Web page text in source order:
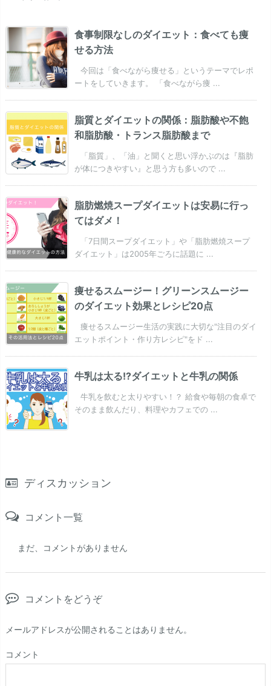
食事制限なしのダイエット：食べても痩
せる方法
今回は「食べながら痩せる」というテーマでレポ
ートをしていきます。 「食べながら痩 ...
脂質とダイエットの関係：脂肪酸や不飽
和脂肪酸・トランス脂肪酸まで
「脂質」、「油」と聞くと思い浮かぶのは『脂肪
が体につきやすい』と思う方も多いので ...
脂肪燃焼スープダイエットは安易に行っ
てはダメ！
「7日間スープダイエット」や「脂肪燃焼スープ
ダイエット」は2005年ごろに話題に ...
痩せるスムージー！グリーンスムージー
のダイエット効果とレシピ20点
痩せるスムージー生活の実践に大切な"注目のダイ
エットポイント・作り方レシピ"をド ...
牛乳は太る!?ダイエットと牛乳の関係
牛乳を飲むと太りやすい！？ 給食や毎朝の食卓で
そのまま飲んだり、料理やカフェでの ...
ディスカッション
コメント一覧
まだ、コメントがありません
コメントをどうぞ
メールアドレスが公開されることはありません。
コメント